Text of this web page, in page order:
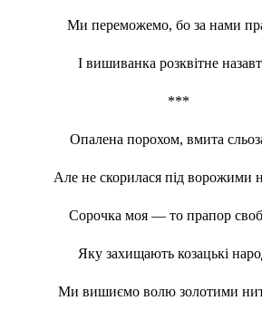
Ми переможемо, бо за нами
І вишиванка розквітне
***
Опалена порохом, вмита
Але не скорилася під ворожими
Сорочка моя — то прапор
Яку захищають козацькі
Ми вишиємо волю золотими